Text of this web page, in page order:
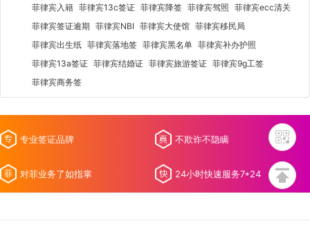
菲律宾入籍 菲律宾13c签证 菲律宾降签 菲律宾驾照 菲律宾ecc清关
菲律宾签证逾期 菲律宾NBI 菲律宾大使馆 菲律宾移民局
菲律宾出生纸 菲律宾落地签 菲律宾黑名单 菲律宾补办护照
菲律宾13a签证 菲律宾结婚证 菲律宾旅游签证 菲律宾9g工签
菲律宾商务签
专业签证品牌 不欺诈不隐瞒
对菲业务了如指掌 24小时快速服务7*24